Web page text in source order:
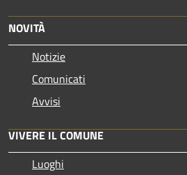
NOVITÀ
Notizie
Comunicati
Avvisi
VIVERE IL COMUNE
Luoghi